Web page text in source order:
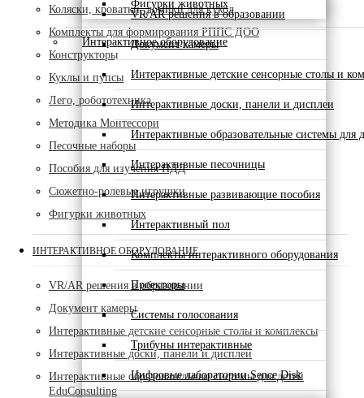
Фигурки животных
Интерактивное оборудование
VR/AR решения в образовании
Документ камеры
Интерактивные детские сенсорные столы и
Интерактивные доски, панели и дисплеи
Интерактивные образовательные системы для
Интерактивные песочницы
Интерактивные развивающие пособия
Интерактивный пол
Комплекты интерактивного оборудования
Проекторы
Системы голосования
Трибуны интерактивные
Цифровые лаборатории Sence Disk
Коляски, кроватки, домики для кукол
Комплекты для формирования РППС ДОО
Конструкторы
Куклы и пупсы
Лего, робототехника
Методика Монтессори
Песочные наборы
Пособия для изучения ПДД
Сюжетно-ролевые игрушки
Фигурки животных
ИНТЕРАКТИВНОЕ ОБОРУДОВАНИЕ
VR/AR решения в образовании
Документ камеры
Интерактивные детские сенсорные столы и комплексы
Интерактивные доски, панели и дисплеи
Интерактивные образовательные системы для детей
EduConsulting